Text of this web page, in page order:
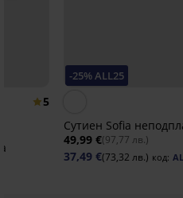
5
-25% ALL25
Сутиен Sofia
49,99 €(97,77 лв.)
37,49 €(73,32 лв.) код: